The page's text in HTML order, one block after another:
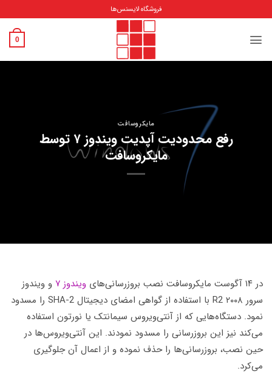
content
فروشگاه لایسنس‌ها
0
مایکروسافت
رفع محدودیت آپدیت ویندوز ۷ توسط
مایکروسافت
در ۱۴ آگوست مایکروسافت نصب بروزرسانی‌های ویندوز ۷
و ویندوز
سرور ۲۰۰۸ R2 با استفاده از گواهی امضای دیجیتال SHA-2 را مسدود
نمود. دستگاه‌هایی که از آنتی‌ویروس سیمانتک یا نورتون استفاده
می‌کند نیز این بروزرسانی را مسدود نمودند. این آنتی‌ویروس‌ها در
حین نصب، بروزرسانی‌ها را حذف نموده و از اعمال آن جلوگیری
می‌کرد.